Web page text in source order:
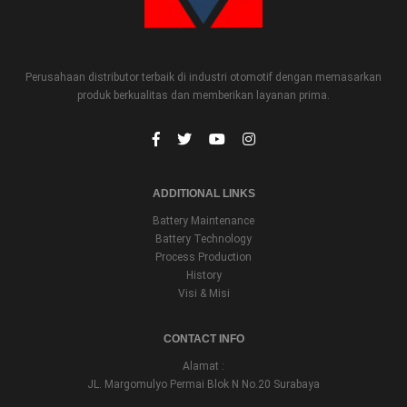
Perusahaan distributor terbaik di industri otomotif dengan memasarkan
produk berkualitas dan memberikan layanan prima.
ADDITIONAL LINKS
Battery Maintenance
Battery Technology
Process Production
History
Visi & Misi
CONTACT INFO
Alamat :
JL. Margomulyo Permai Blok N No.20 Surabaya